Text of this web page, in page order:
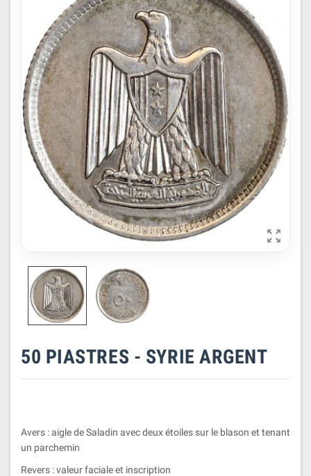

50 PIASTRES - SYRIE ARGENT
Avers : aigle de Saladin avec deux étoiles sur le blason et tenant
un parchemin
Revers : valeur faciale et inscription